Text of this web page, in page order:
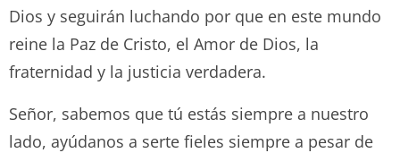
Dios y seguirán luchando por que en este mundo
reine la Paz de Cristo, el Amor de Dios, la
fraternidad y la justicia verdadera.
Señor, sabemos que tú estás siempre a nuestro
lado, ayúdanos a serte fieles siempre a pesar de